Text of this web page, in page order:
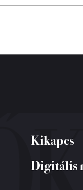
Kikapcs
Digitális